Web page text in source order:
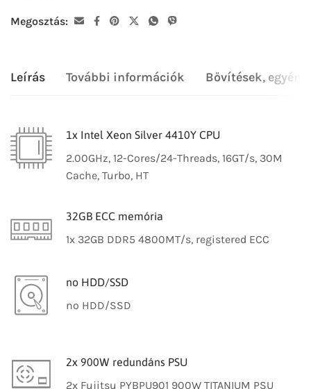
Megosztás:
Leírás További információk Bővítések,
1x Intel Xeon Silver 4410Y CPU
2.00GHz, 12-Cores/24-Threads, 16GT/s, 30M
Cache, Turbo, HT
32GB ECC memória
1x 32GB DDR5 4800MT/s, registered ECC
no HDD/SSD
no HDD/SSD
2x 900W redundáns PSU
2x Fujitsu PYBPU901 900W TITANIUM PSU